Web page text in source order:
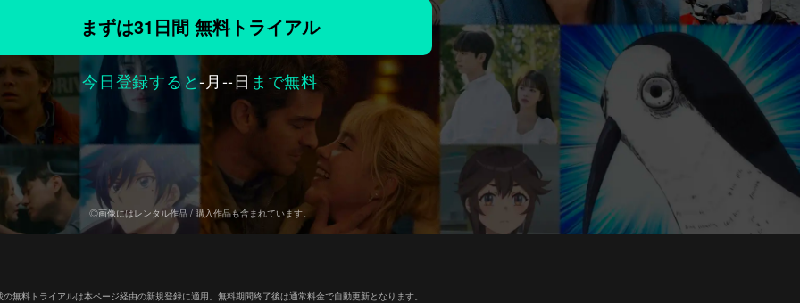
まずは31日間 無料トライアル
今日登録すると-月--日 まで無料
◎画像にはレンタル作品 / 購入作品も含まれています。
無料トライアルは本ページ経由の新規登録に適用。無料期間終了後は通常料金で自動更新となります。